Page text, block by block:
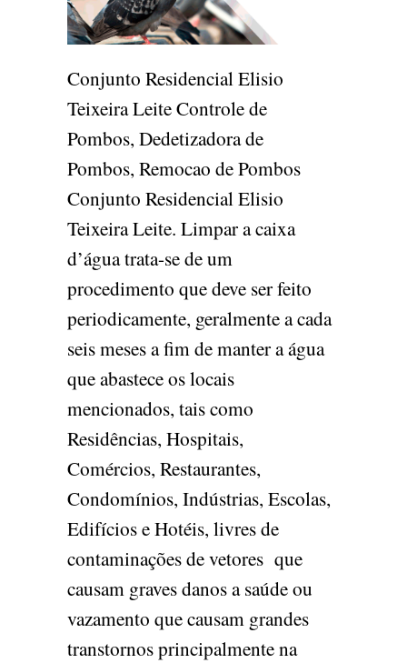
Conjunto Residencial Elisio
Teixeira Leite Controle de
Pombos, Dedetizadora de
Pombos, Remocao de Pombos
Conjunto Residencial Elisio
Teixeira Leite. Limpar a caixa
d’água trata-se de um
procedimento que deve ser feito
periodicamente, geralmente a cada
seis meses a fim de manter a água
que abastece os locais
mencionados, tais como
Residências, Hospitais,
Comércios, Restaurantes,
Condomínios, Indústrias, Escolas,
Edifícios e Hotéis, livres de
contaminações de vetores que
causam graves danos a saúde ou
vazamento que causam grandes
transtornos principalmente na